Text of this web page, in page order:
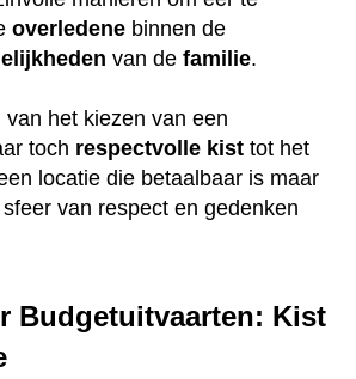
overledene binnen de
van de familie.
het kiezen van een
toch respectvolle kist tot het
locatie die betaalbaar is maar
van respect en gedenken
Budgetuitvaarten: Kist